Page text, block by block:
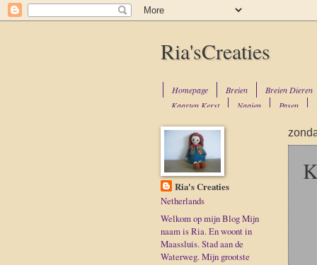
Ria'sCreaties
Homepage Breien Breien Dieren
Kaarten Kerst
Naaien Pasen
Ria's Creaties
Netherlands
Welkom op mijn Blog Mijn
naam is Ria. En woont in
Maassluis. Stad aan de
Waterweg. Mijn grootste